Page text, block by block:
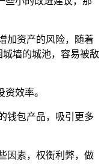
加资产的风险，随着
墙的城池，容易被敌
效率。
钱包产品，吸引更多
因素，权衡利弊，做